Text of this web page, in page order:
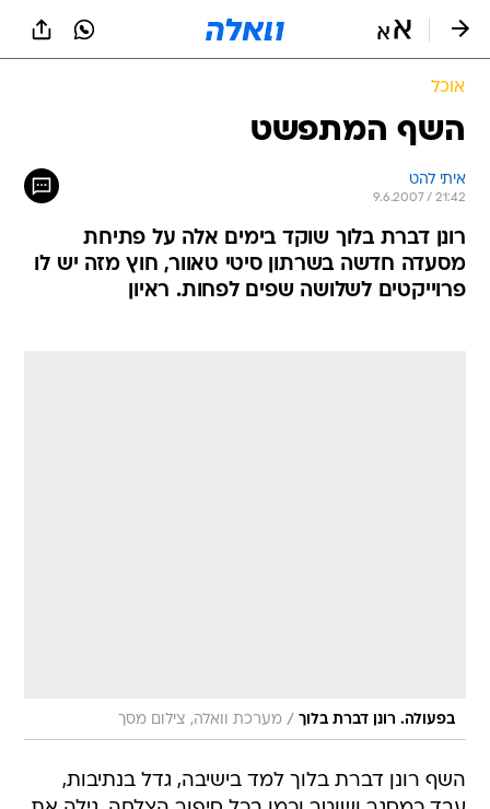
אוכל
השף המתפשט
איתי להט
9.6.2007 / 21:42
רונן דברת בלוך שוקד בימים אלה על פתיחת
מסעדה חדשה בשרתון סיטי טאוור, חוץ מזה יש לו
פרוייקטים לשלושה שפים לפחות. ראיון
בפעולה. רונן דברת בלוך / מערכת וואלה, צילום מסך
השף רונן דברת בלוך למד בישיבה, גדל בנתיבות,